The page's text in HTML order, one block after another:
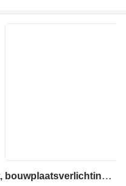
Generac Link Tower, lichtmast, bouwplaatsverlichting 7m